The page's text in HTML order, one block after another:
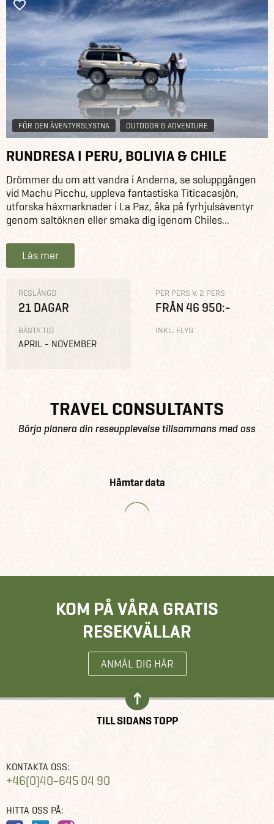
FÖR DEN ÄVENTYRSLYSTNA OUTDOOR & ADVENTURE
RUNDRESA I PERU, BOLIVIA & CHILE
Drömmer du om att vandra i Anderna, se soluppgången
vid Machu Picchu, uppleva fantastiska Titicacasjön,
utforska häxmarknader i La Paz, åka på fyrhjulsäventyr
genom saltöknen eller smaka dig igenom Chiles...
Läs mer
RESLÄNGD
21 DAGAR
BÄSTA TID
APRIL - NOVEMBER
PER PERS V. 2 PERS
FRÅN 46 950:-
INKL. FLYG
TRAVEL CONSULTANTS
Börja planera din reseupplevelse tillsammans med oss
Hämtar data
KOM PÅ VÅRA GRATIS
RESEKVÄLLAR
ANMÄL DIG HÄR
TILL SIDANS TOPP
KONTAKTA OSS:
+46(0)40-645 04 90
HITTA OSS PÅ: